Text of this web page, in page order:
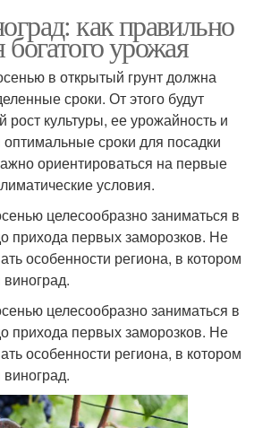
как правильно
урожая
в открытый грунт должна
сроки. От этого будут
рост культуры, ее урожайность и
сроки для посадки
ориентироваться на первые
условия.
целесообразно заниматься в
прихода первых заморозков. Не
особенности региона, в котором
целесообразно заниматься в
прихода первых заморозков. Не
особенности региона, в котором